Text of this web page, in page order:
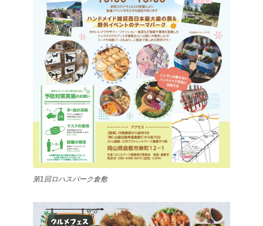
第1回ロハスパーク倉敷